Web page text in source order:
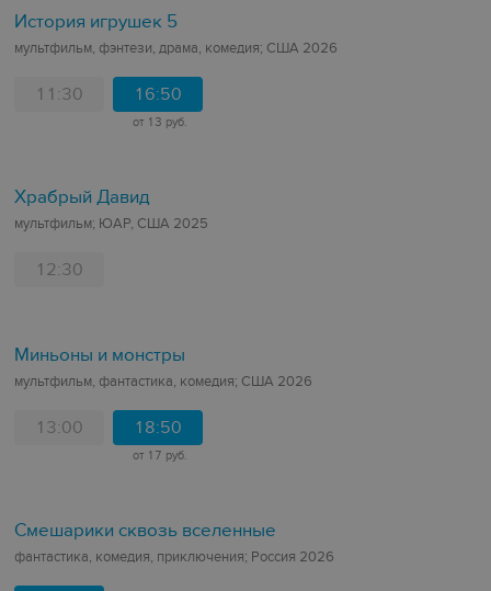
История игрушек 5
мультфильм, фэнтези, драма, комедия; США 2026
11:30 16:50
от 13 руб.
Храбрый Давид
мультфильм; ЮАР, США 2025
12:30
Миньоны и монстры
мультфильм, фантастика, комедия; США 2026
13:00 18:50
от 17 руб.
Смешарики сквозь вселенные
фантастика, комедия, приключения; Россия 2026